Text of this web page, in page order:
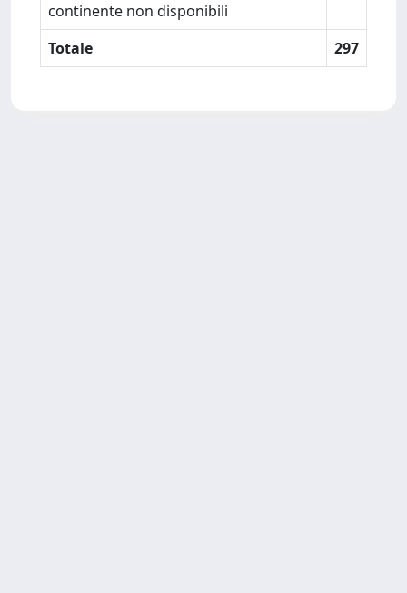
continente non disponibili
Totale 297